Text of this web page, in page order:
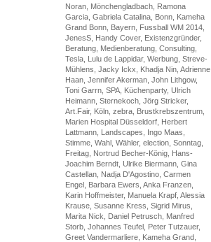
Noran, Mönchengladbach, Ramona
Garcia, Gabriela Catalina, Bonn, Kameha
Grand Bonn, Bayern, Fussball WM 2014,
JenesS, Handy Cover, Existenzgründer,
Beratung, Medienberatung, Consulting,
Tesla, Lulu de Lappidar, Werbung, Streve-
Mühlens, Jacky Ickx, Khadja Nin, Adrienne
Haan, Jennifer Akerman, John Lithgow,
Toni Garrn, SPA, Küchenparty, Ulrich
Heimann, Sternekoch, Jörg Stricker,
Art.Fair, Köln, zebra, Brustkrebszentrum,
Marien Hospital Düsseldorf, Herbert
Lattmann, Landscapes, Ingo Maas,
Stimme, Wahl, Wähler, election, Sonntag,
Freitag, Nortrud Becher-König, Hans-
Joachim Berndt, Ulrike Biermann, Gina
Castellan, Nadja D'Agostino, Carmen
Engel, Barbara Ewers, Anka Franzen,
Karin Hoffmeister, Manuela Krapf, Alessia
Krause, Susanne Kress, Sigrid Mirus,
Marita Nick, Daniel Petrusch, Manfred
Storb, Johannes Teufel, Peter Tutzauer,
Greet Vandermarliere, Kameha Grand,